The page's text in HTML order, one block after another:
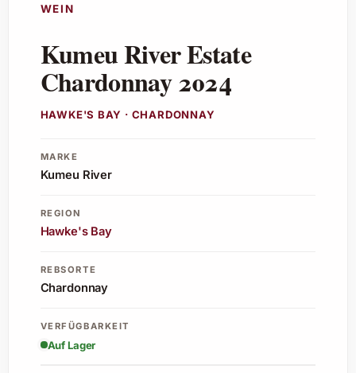
WEIN
Kumeu River Estate
Chardonnay 2024
HAWKE'S BAY · CHARDONNAY
MARKE
Kumeu River
REGION
Hawke's Bay
REBSORTE
Chardonnay
VERFÜGBARKEIT
Auf Lager